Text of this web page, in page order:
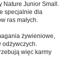
Nature Junior Small.
specjalnie dla
ras małych.
żywieniowe,
odżywczych.
więc karmy